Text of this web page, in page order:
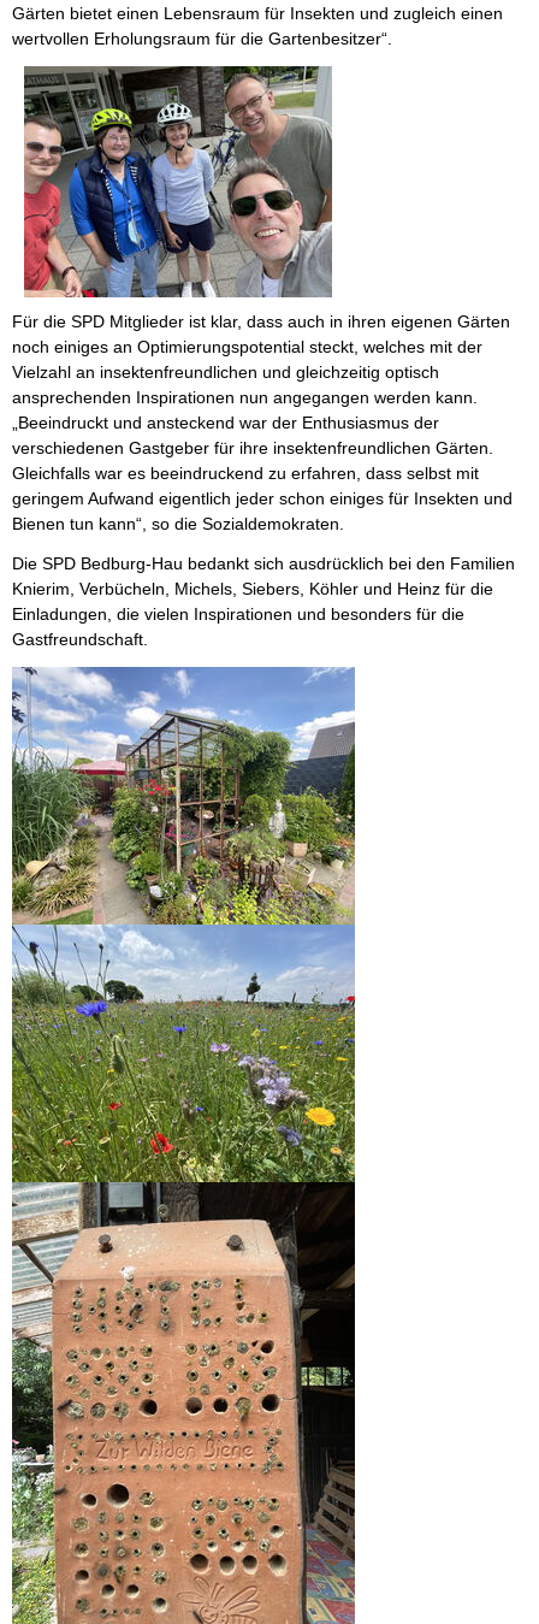
Gärten bietet einen Lebensraum für Insekten und zugleich einen
wertvollen Erholungsraum für die Gartenbesitzer“.
Für die SPD Mitglieder ist klar, dass auch in ihren eigenen Gärten
noch einiges an Optimierungspotential steckt, welches mit der
Vielzahl an insektenfreundlichen und gleichzeitig optisch
ansprechenden Inspirationen nun angegangen werden kann.
„Beeindruckt und ansteckend war der Enthusiasmus der
verschiedenen Gastgeber für ihre insektenfreundlichen Gärten.
Gleichfalls war es beeindruckend zu erfahren, dass selbst mit
geringem Aufwand eigentlich jeder schon einiges für Insekten und
Bienen tun kann“, so die Sozialdemokraten.
Die SPD Bedburg-Hau bedankt sich ausdrücklich bei den Familien
Knierim, Verbücheln, Michels, Siebers, Köhler und Heinz für die
Einladungen, die vielen Inspirationen und besonders für die
Gastfreundschaft.